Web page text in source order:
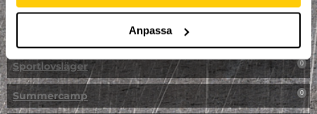
Anpassa
Skateboard 0
Sportlovsläger 0
Summercamp 0